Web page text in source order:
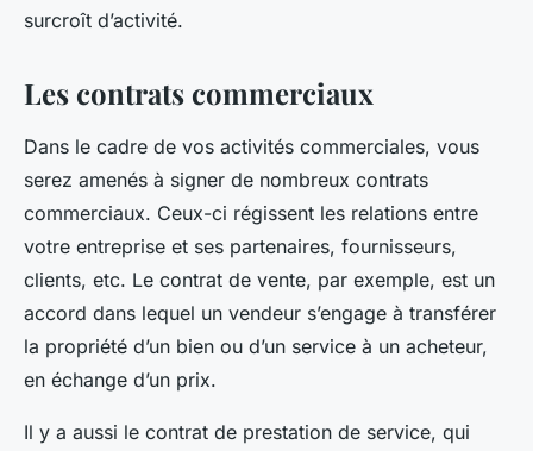
surcroît d’activité.
Les contrats commerciaux
Dans le cadre de vos activités commerciales, vous
serez amenés à signer de nombreux contrats
commerciaux. Ceux-ci régissent les relations entre
votre entreprise et ses partenaires, fournisseurs,
clients, etc. Le contrat de vente, par exemple, est un
accord dans lequel un vendeur s’engage à transférer
la propriété d’un bien ou d’un service à un acheteur,
en échange d’un prix.
Il y a aussi le contrat de prestation de service, qui